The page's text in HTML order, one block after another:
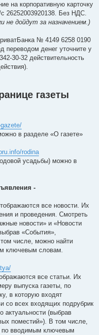
на корпоративную карточку
26252003920138. Без НДС.
не дойдут за назначением.)
№ 4149 6258 0190
переводом денег уточните у
30-32 действительность
газеты
в разделе «О газете»
rodina
усадьбы) можно в
-
все новости. Их
и проведения. Смотреть
новости» и «Новости
«События»,
числе, можно найти
ключевым словам.
все статьи. Их
выпуска газеты, по
в которую входят
со всех входящих подрубрик
актуальности (выбрав
поместий»). В том числе,
по вводимым ключевым